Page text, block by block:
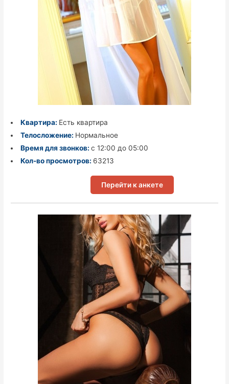
Квартира: Есть квартира
Телосложение: Нормальное
Время для звонков: с 12:00 до 05:00
Кол-во просмотров: 63213
Перейти к анкете